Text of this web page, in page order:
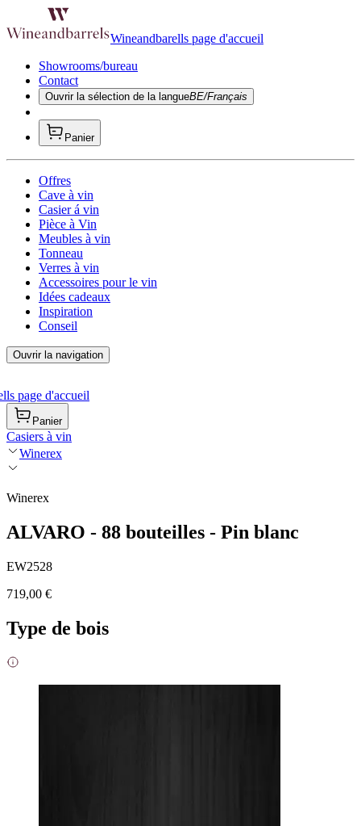
Wineandbarells page d'accueil
Showrooms/bureau
Contact
Ouvrir la sélection de la langueBE/Français
Panier
Offres
Cave à vin
Casier á vin
Pièce à Vin
Meubles à vin
Tonneau
Verres à vin
Accessoires pour le vin
Idées cadeaux
Inspiration
Conseil
Ouvrir la navigation
page d'accueil
Panier
Casiers à vin
Winerex
Winerex
ALVARO - 88 bouteilles - Pin blanc
EW2528
719,00 €
Type de bois